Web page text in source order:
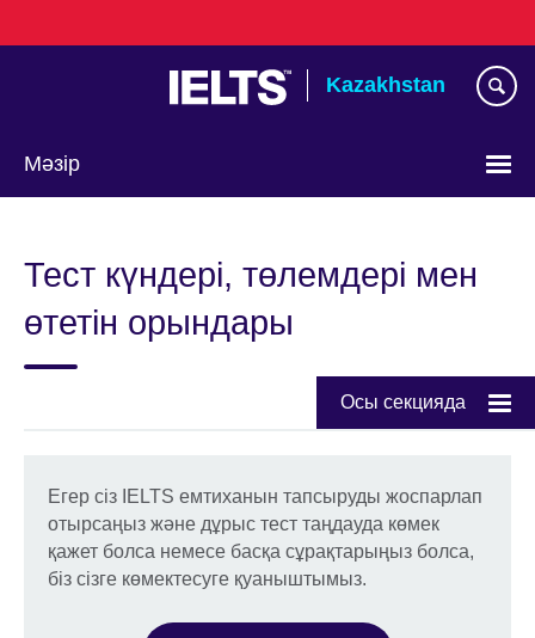
to
Kazakhstan
Мәзір
Тест күндері, төлемдері мен
өтетін орындары
Осы секцияда
Егер сіз IELTS емтиханын тапсыруды жоспарлап
отырсаңыз және дұрыс тест таңдауда көмек
қажет болса немесе басқа сұрақтарыңыз болса,
біз сізге көмектесуге қуаныштымыз.